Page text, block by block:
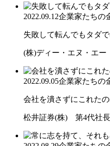
2022.09.12企業家たちの
失敗して転んでもタダ
(株)ディー・エヌ・エ
2022.09.05企業家たちの
会社を潰さずにこれた
松井証券(株) 第4代社